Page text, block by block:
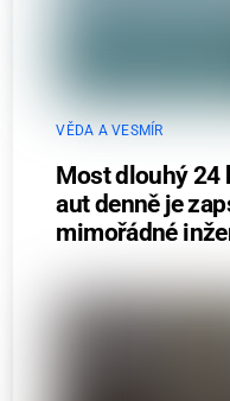
VĚDA A VESMÍR
Most dlouhý 24
aut denně je
mimořádné